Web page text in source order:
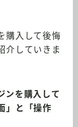
購入して後悔
介していきま
ンを購入して
」と「操作